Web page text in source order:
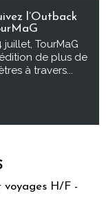
l’Outback
TourMaG
de plus de
à travers...
voyages H/F -